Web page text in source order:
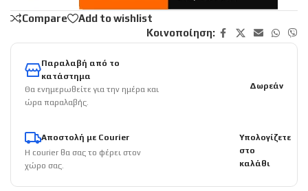
Compare
Add to wishlist
Κοινοποίηση:
Παραλαβή από το
κατάστημα
Θα ενημερωθείτε για την ημέρα και
ώρα παραλαβής.
Δωρεάν
Αποστολή με Courier
Η courier θα σας το φέρει στον
χώρο σας.
Υπολογίζετε
στο
καλάθι